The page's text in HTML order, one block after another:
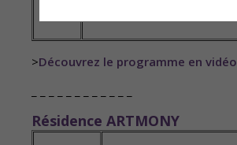
>Plus d'infos
>Découvrez le programme en vidéo
Résidence ARTMONY